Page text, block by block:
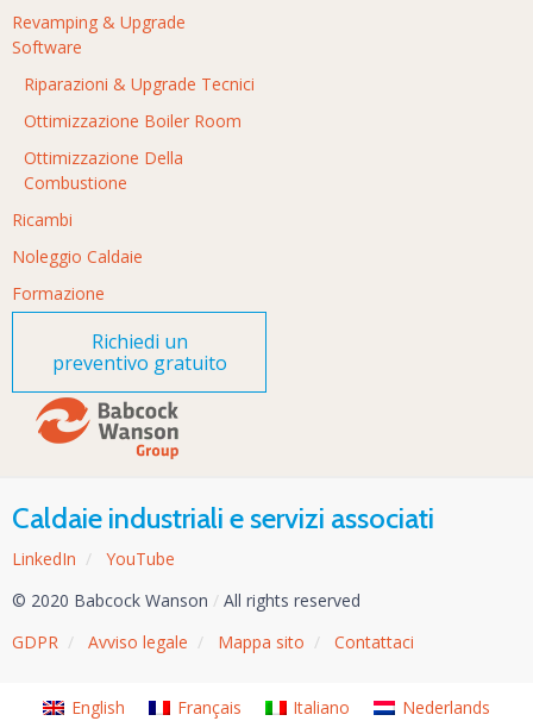
Revamping & Upgrade
Software
Riparazioni & Upgrade Tecnici
Ottimizzazione Boiler Room
Ottimizzazione Della
Combustione
Ricambi
Noleggio Caldaie
Formazione
Richiedi un
preventivo gratuito
Caldaie industriali e servizi associati
LinkedIn /
YouTube
© 2020 Babcock Wanson / All rights reserved
GDPR / Avviso legale / Mappa sito / Contattaci
English Français Italiano
Nederlands